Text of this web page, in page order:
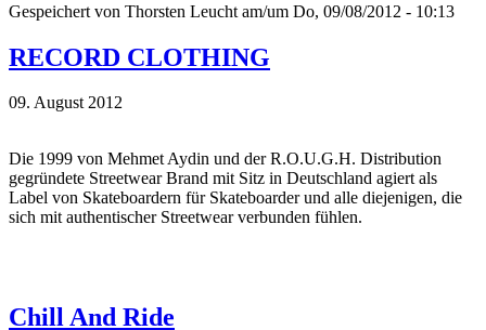
Gespeichert von Thorsten Leucht am/um Do, 09/08/2012 - 10:13
RECORD CLOTHING
09. August 2012
Die 1999 von Mehmet Aydin und der R.O.U.G.H. Distribution
gegründete Streetwear Brand mit Sitz in Deutschland agiert als
Label von Skateboardern für Skateboarder und alle diejenigen, die
sich mit authentischer Streetwear verbunden fühlen.
Chill And Ride